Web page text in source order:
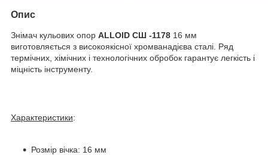
Опис
Знімач кульових опор ALLOID СШ -1178 16 мм
виготовляється з високоякісної хромванадієва сталі. Ряд
термічних, хімічних і технологічних обробок гарантує легкість і
міцність інструменту.
Характеристики:
Розмір вічка: 16 мм